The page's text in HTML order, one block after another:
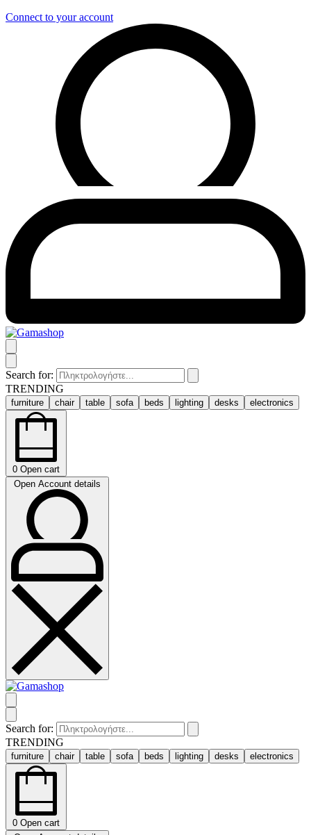
Connect to your account
Search for:
TRENDING
furniture chair table sofa beds lighting desks electronics
0 Open cart
Open Account details
Search for:
TRENDING
furniture chair table sofa beds lighting desks electronics
0 Open cart